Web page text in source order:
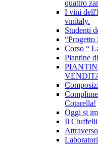
quattro
I vini
vinitaly.
Studenti
“Progetto
Corso “
Piantine
Cotarella!
Oggi si
Il Ciuffelli